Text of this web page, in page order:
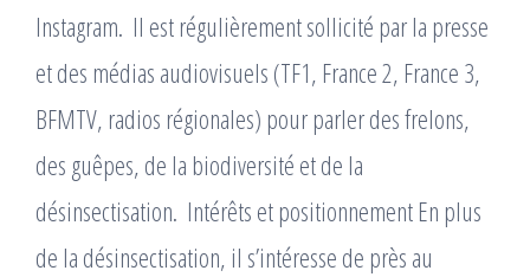
Instagram. ​ Il est régulièrement sollicité par la presse
et des médias audiovisuels (TF1, France 2, France 3,
BFMTV, radios régionales) pour parler des frelons,
des guêpes, de la biodiversité et de la
désinsectisation. ​ Intérêts et positionnement En plus
de la désinsectisation, il s’intéresse de près au